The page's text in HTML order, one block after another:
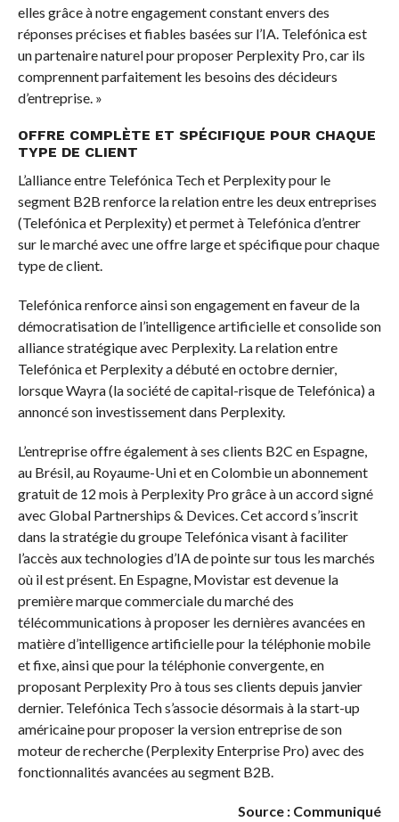
elles grâce à notre engagement constant envers des
réponses précises et fiables basées sur l’IA. Telefónica est
un partenaire naturel pour proposer Perplexity Pro, car ils
comprennent parfaitement les besoins des décideurs
d’entreprise. »
OFFRE COMPLÈTE ET SPÉCIFIQUE POUR CHAQUE
TYPE DE CLIENT
L’alliance entre Telefónica Tech et Perplexity pour le
segment B2B renforce la relation entre les deux entreprises
(Telefónica et Perplexity) et permet à Telefónica d’entrer
sur le marché avec une offre large et spécifique pour chaque
type de client.
Telefónica renforce ainsi son engagement en faveur de la
démocratisation de l’intelligence artificielle et consolide son
alliance stratégique avec Perplexity. La relation entre
Telefónica et Perplexity a débuté en octobre dernier,
lorsque Wayra (la société de capital-risque de Telefónica) a
annoncé son investissement dans Perplexity.
L’entreprise offre également à ses clients B2C en Espagne,
au Brésil, au Royaume-Uni et en Colombie un abonnement
gratuit de 12 mois à Perplexity Pro grâce à un accord signé
avec Global Partnerships & Devices. Cet accord s’inscrit
dans la stratégie du groupe Telefónica visant à faciliter
l’accès aux technologies d’IA de pointe sur tous les marchés
où il est présent. En Espagne, Movistar est devenue la
première marque commerciale du marché des
télécommunications à proposer les dernières avancées en
matière d’intelligence artificielle pour la téléphonie mobile
et fixe, ainsi que pour la téléphonie convergente, en
proposant Perplexity Pro à tous ses clients depuis janvier
dernier. Telefónica Tech s’associe désormais à la start-up
américaine pour proposer la version entreprise de son
moteur de recherche (Perplexity Enterprise Pro) avec des
fonctionnalités avancées au segment B2B.
Source : Communiqué